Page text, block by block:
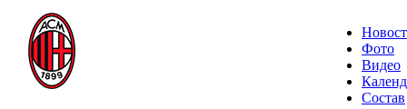
Фото
Видео
Состав